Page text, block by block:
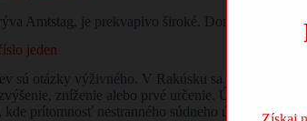
Amtstag, je prekvapivo široké. Dominujú mu
jeden
sú otázky výživného. V Rakúsku sa výživné
zníženie alebo prvé určenie. Úradník s
kde prítomnosť nestranného súdneho úradníka